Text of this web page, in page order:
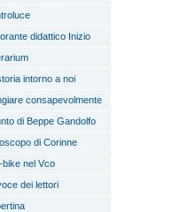
didattico Inizio
intorno a noi
consapevolmente
di Beppe Gandolfo
di Corinne
bike nel Vco
dei lettori